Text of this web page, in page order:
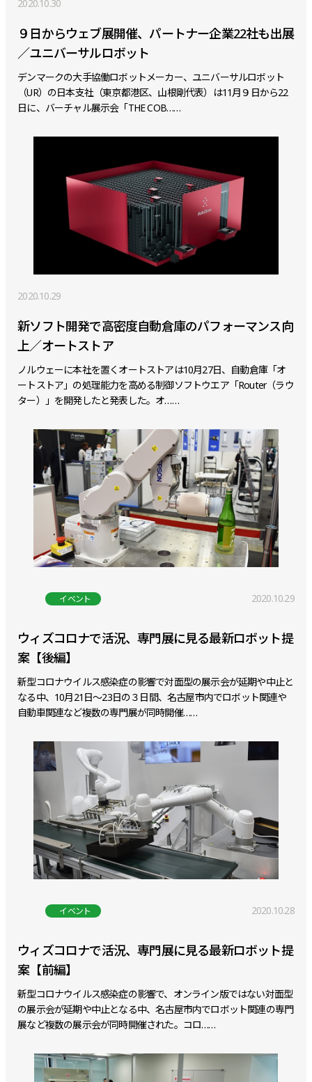
2020.10.30
９日からウェブ展開催、パートナー企業22社も出展
／ユニバーサルロボット
デンマークの大手協働ロボットメーカー、ユニバーサルロボット
（UR）の日本支社（東京都港区、山根剛代表）は11月９日から22
日に、バーチャル展示会「THE COB……
2020.10.29
新ソフト開発で高密度自動倉庫のパフォーマンス向
上／オートストア
ノルウェーに本社を置くオートストアは10月27日、自動倉庫「オ
ートストア」の処理能力を高める制御ソフトウエア「Router（ラウ
ター）」を開発したと発表した。オ……
イベント 2020.10.29
ウィズコロナで活況、専門展に見る最新ロボット提
案【後編】
新型コロナウイルス感染症の影響で対面型の展示会が延期や中止と
なる中、10月21日～23日の３日間、名古屋市内でロボット関連や
自動車関連など複数の専門展が同時開催……
イベント 2020.10.28
ウィズコロナで活況、専門展に見る最新ロボット提
案【前編】
新型コロナウイルス感染症の影響で、オンライン版ではない対面型
の展示会が延期や中止となる中、名古屋市内でロボット関連の専門
展など複数の展示会が同時開催された。コロ……